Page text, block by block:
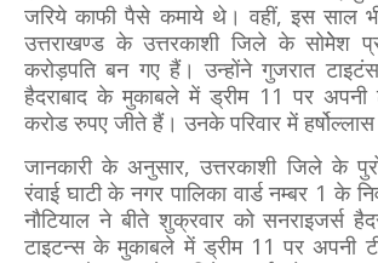
जरिये काफी पैसे कमाये थे। वहीं, इस साल
उत्तराखण्ड के उत्तरकाशी जिले के सोमेेश
करोड़पति बन गए हैं। उन्होंने गुजरात
हैदराबाद के मुकाबले में ड्रीम 11 पर अपनी
करोड रुपए जीते हैं। उनके परिवार में
जानकारी के अनुसार, उत्तरकाशी जिले के
रंवाई घाटी के नगर पालिका वार्ड नम्बर 1 के
नौटियाल ने बीते शुक्रवार को सनराइजर्स
टाइटन्स के मुकाबले में ड्रीम 11 पर अपनी